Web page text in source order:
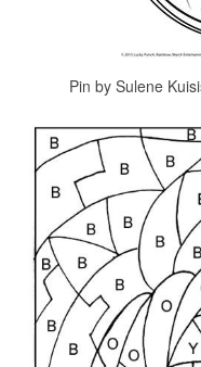
Pin by Sulene